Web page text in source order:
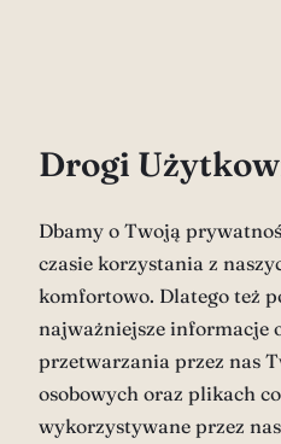
Drogi
Dbamy o Twoją
czasie korzystania z
komfortowo. Dlatego też
najważniejsze informacje
przetwarzania przez nas
osobowych oraz plikach
wykorzystywane przez